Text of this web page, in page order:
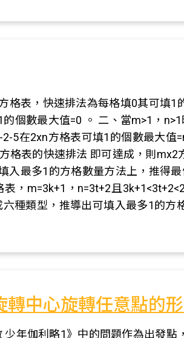
格表，快速排法為每格填0其可填1
個數最大值=0 。 二、當m>1，
5在2xn方格表可填1的個數最大值
格表的快速排法 即可達成，則mx2
入最多1的方格數量方法上，推得
，m=3k+1，n=3t+2且
種類型，推導出可填入最多1的方
中心旋轉任意點的
年伽利略1》中的問題作為出發點